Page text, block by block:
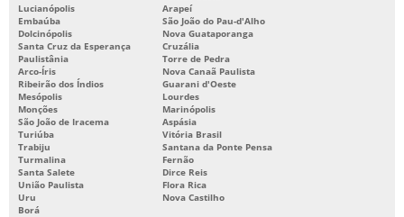
Lucianópolis
Arapeí
Embaúba
São João do Pau-d'Alho
Dolcinópolis
Nova Guataporanga
Santa Cruz da Esperança
Cruzália
Paulistânia
Torre de Pedra
Arco-Íris
Nova Canaã Paulista
Ribeirão dos Índios
Guarani d'Oeste
Mesópolis
Lourdes
Monções
Marinópolis
São João de Iracema
Aspásia
Turiúba
Vitória Brasil
Trabiju
Santana da Ponte Pensa
Turmalina
Fernão
Santa Salete
Dirce Reis
União Paulista
Flora Rica
Uru
Nova Castilho
Borá